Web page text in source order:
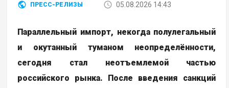
ПРЕСС-РЕЛИЗЫ 05.08.2026 14:43
Параллельный импорт, некогда полулегальный
и окутанный туманом неопределённости,
сегодня стал неотъемлемой частью
российского рынка. После введения санкций